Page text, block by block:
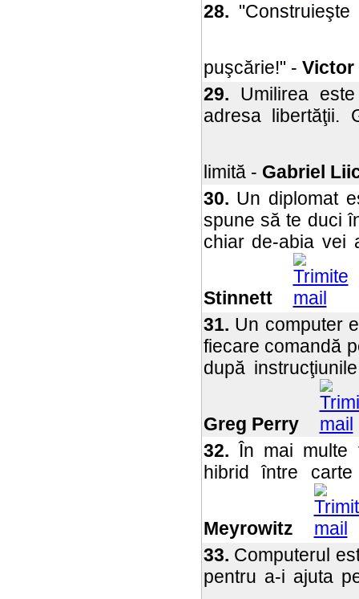
28.
puşcărie!" - Victor
29. Umilirea
adresa libertăţii.
limită - Gabriel
30. Un diplomat
spune să te duci
chiar de-abia vei
Stinnett
31. Un computer
fiecare comandă
după
Greg Perry
32. În mai multe
hibrid între
Meyrowitz
33. Computerul
pentru a-i ajuta